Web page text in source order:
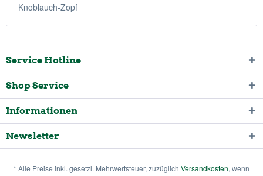
Knoblauch-Zopf
Service Hotline
Shop Service
Informationen
Newsletter
* Alle Preise inkl. gesetzl. Mehrwertsteuer, zuzüglich Versandkosten, wenn